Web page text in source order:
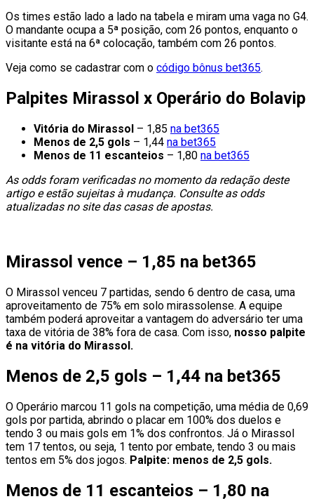
Os times estão lado a lado na tabela e miram uma vaga no G4.
O mandante ocupa a 5ª posição, com 26 pontos, enquanto o
visitante está na 6ª colocação, também com 26 pontos.
Veja como se cadastrar com o código bônus bet365.
Palpites Mirassol x Operário do Bolavip
Vitória do Mirassol – 1,85 na bet365
Menos de 2,5 gols – 1,44 na bet365
Menos de 11 escanteios – 1,80 na bet365
As odds foram verificadas no momento da redação deste
artigo e estão sujeitas à mudança. Consulte as odds
atualizadas no site das casas de apostas.
Mirassol vence – 1,85 na bet365
O Mirassol venceu 7 partidas, sendo 6 dentro de casa, uma
aproveitamento de 75% em solo mirassolense. A equipe
também poderá aproveitar a vantagem do adversário ter uma
taxa de vitória de 38% fora de casa. Com isso, nosso palpite
é na vitória do Mirassol.
Menos de 2,5 gols – 1,44 na bet365
O Operário marcou 11 gols na competição, uma média de 0,69
gols por partida, abrindo o placar em 100% dos duelos e
tendo 3 ou mais gols em 1% dos confrontos. Já o Mirassol
tem 17 tentos, ou seja, 1 tento por embate, tendo 3 ou mais
tentos em 5% dos jogos. Palpite: menos de 2,5 gols.
Menos de 11 escanteios – 1,80 na